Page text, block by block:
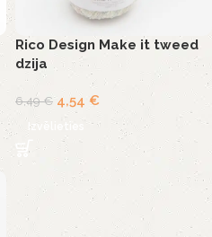
Rico Design Make it tweed
dzija
6,49€ 4,54 €
Izvēlieties